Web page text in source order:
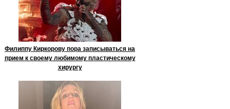
Филиппу Киркорову пора записываться на
прием к своему любимому пластическому
хирургу